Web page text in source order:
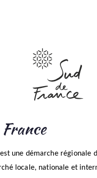
est une démarche régionale
locale, nationale et